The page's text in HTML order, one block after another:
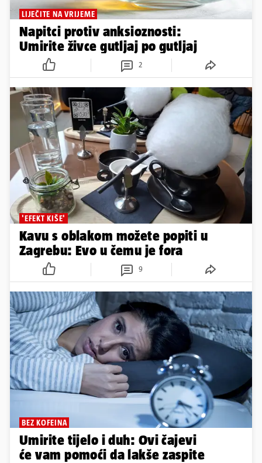
LIJEČITE NA VRIJEME
Napitci protiv anksioznosti:
Umirite živce gutljaj po gutljaj
2
'EFEKT KIŠE'
Kavu s oblakom možete popiti u
Zagrebu: Evo u čemu je fora
9
BEZ KOFEINA
Umirite tijelo i duh: Ovi čajevi
će vam pomoći da lakše zaspite